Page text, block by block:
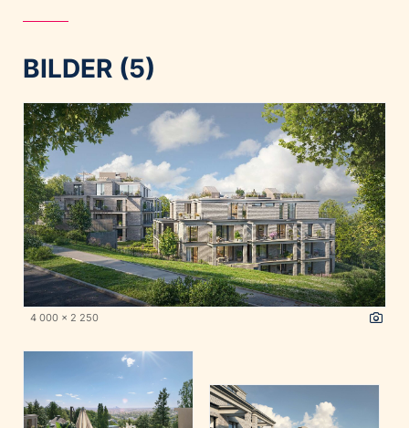
BILDER (5)
4 000 x 2 250